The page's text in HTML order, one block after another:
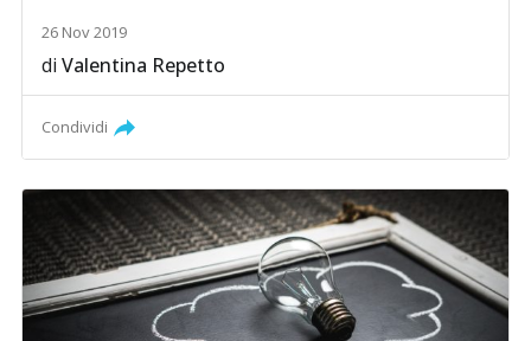
26 Nov 2019
diValentina Repetto
Condividi